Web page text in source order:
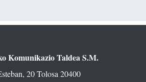
Komunikazio Taldea S.M.
20 Tolosa 20400